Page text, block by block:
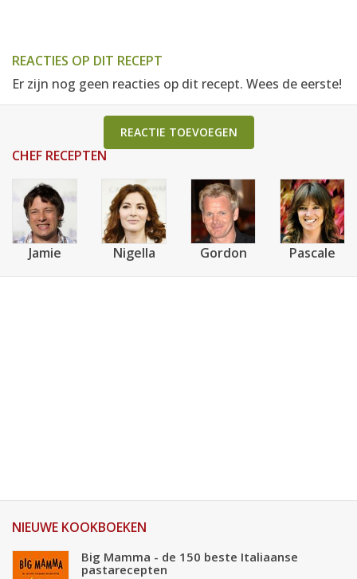
REACTIES OP DIT RECEPT
Er zijn nog geen reacties op dit recept. Wees de eerste!
REACTIE TOEVOEGEN
CHEF RECEPTEN
Jamie Nigella Gordon Pascale
NIEUWE KOOKBOEKEN
Big Mamma - de 150 beste Italiaanse
pastarecepten